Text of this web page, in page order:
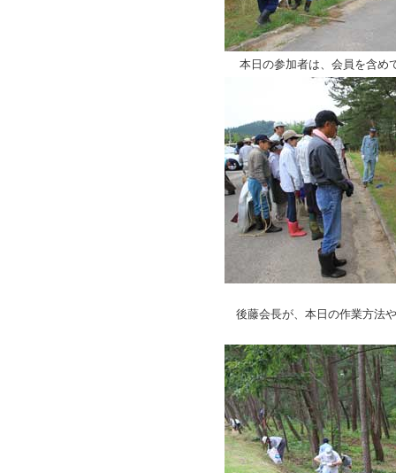
本日の参加者は、会員を含め
後藤会長が、本日の作業方法